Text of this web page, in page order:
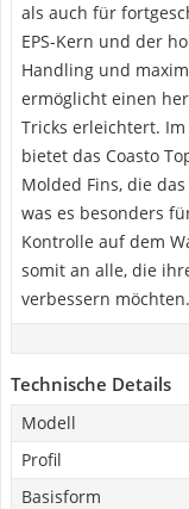
als auch für
EPS-Kern und der
Handling und
ermöglicht einen
Tricks erleichtert.
bietet das Coasto
Molded Fins, die
was es besonders
Kontrolle auf dem
somit an alle, die
verbessern möchten.
Technische Details
Modell
Profil
Basisform